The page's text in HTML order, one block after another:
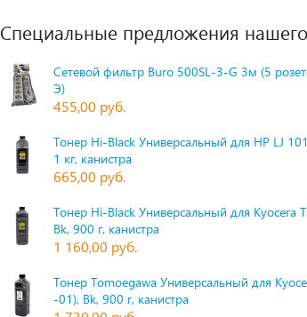
Специальные предложения
Сетевой фильтр Buro 500SL-3-G 3м (5
Э)
455,00 руб.
Тонер Hi-Black Универсальный для HP LJ
1 кг, канистра
665,00 руб.
Тонер Hi-Black Универсальный для Kyocera
Bk, 900 г, канистра
1 160,00 руб.
Тонер Tomoegawa Универсальный для
-01), Bk, 900 г, канистра